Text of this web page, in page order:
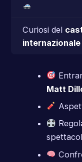
Curiosi del
internazionale
Matt